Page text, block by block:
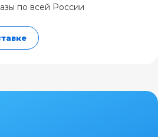
по всей России